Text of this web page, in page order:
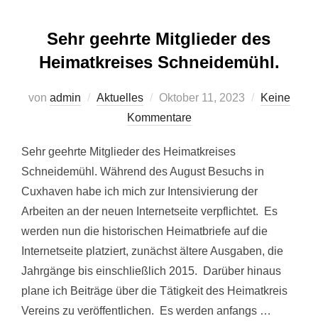
Sehr geehrte Mitglieder des
Heimatkreises Schneidemühl.
von admin Aktuelles
Veröffentlicht
am
Oktober 11, 2023
Keine
Kommentare
Sehr geehrte Mitglieder des Heimatkreises
Schneidemühl. Während des August Besuchs in
Cuxhaven habe ich mich zur Intensivierung der
Arbeiten an der neuen Internetseite verpflichtet. Es
werden nun die historischen Heimatbriefe auf die
Internetseite platziert, zunächst ältere Ausgaben, die
Jahrgänge bis einschließlich 2015. Darüber hinaus
plane ich Beiträge über die Tätigkeit des Heimatkreis
Vereins zu veröffentlichen. Es werden anfangs …